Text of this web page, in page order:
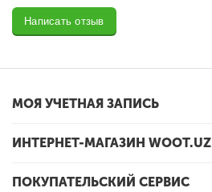
Написать отзыв
МОЯ УЧЕТНАЯ ЗАПИСЬ
ИНТЕРНЕТ-МАГАЗИН WOOT.UZ
ПОКУПАТЕЛЬСКИЙ СЕРВИС